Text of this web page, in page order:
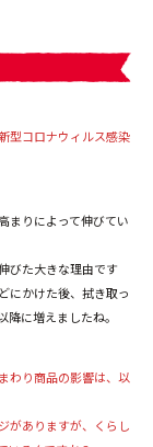
型コロナウィルス感染
まりによって伸びてい
びた大きな理由です
にかけた後、拭き取っ
に増えましたね。
わり商品の影響は、以
がありますが、くらし